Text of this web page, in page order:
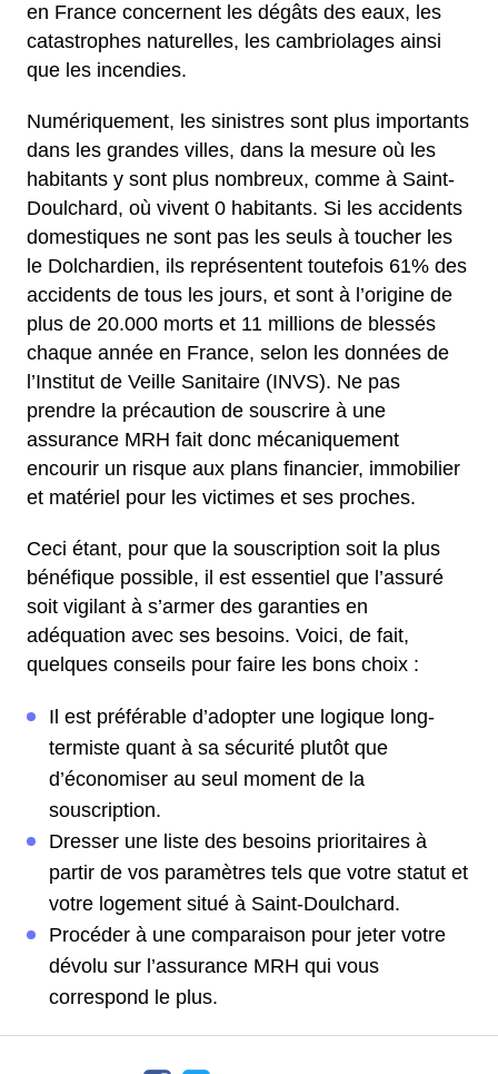
en France concernent les dégâts des eaux, les
catastrophes naturelles, les cambriolages ainsi
que les incendies.
Numériquement, les sinistres sont plus importants
dans les grandes villes, dans la mesure où les
habitants y sont plus nombreux, comme à Saint-
Doulchard, où vivent 0 habitants. Si les accidents
domestiques ne sont pas les seuls à toucher les
le Dolchardien, ils représentent toutefois 61% des
accidents de tous les jours, et sont à l’origine de
plus de 20.000 morts et 11 millions de blessés
chaque année en France, selon les données de
l’Institut de Veille Sanitaire (INVS). Ne pas
prendre la précaution de souscrire à une
assurance MRH fait donc mécaniquement
encourir un risque aux plans financier, immobilier
et matériel pour les victimes et ses proches.
Ceci étant, pour que la souscription soit la plus
bénéfique possible, il est essentiel que l’assuré
soit vigilant à s’armer des garanties en
adéquation avec ses besoins. Voici, de fait,
quelques conseils pour faire les bons choix :
Il est préférable d’adopter une logique long-
termiste quant à sa sécurité plutôt que
d’économiser au seul moment de la
souscription.
Dresser une liste des besoins prioritaires à
partir de vos paramètres tels que votre statut et
votre logement situé à Saint-Doulchard.
Procéder à une comparaison pour jeter votre
dévolu sur l’assurance MRH qui vous
correspond le plus.